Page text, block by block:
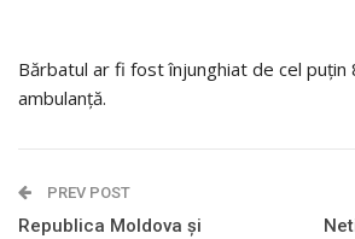
Bărbatul ar fi fost înjunghiat de cel puțin
ambulanță.
PREV POST
Republica Moldova și